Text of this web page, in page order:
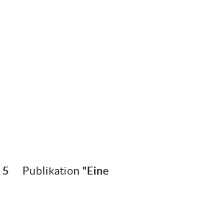
5 Publikation "Eine